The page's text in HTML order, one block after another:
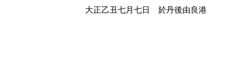
大正乙丑七月七日 於丹後由良港